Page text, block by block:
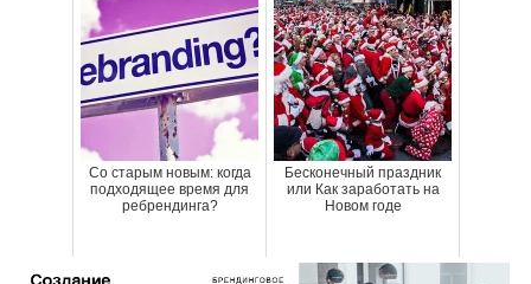
Со старым новым: когда
подходящее время для
ребрендинга?
Бесконечный праздник
или Как заработать на
Новом годе